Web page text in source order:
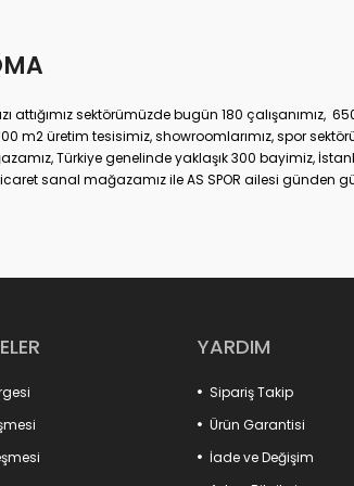
attığımız sektörümüzde bugün 180 çalışanımız,
m2 üretim tesisimiz, showroomlarımız, spor
Türkiye genelinde yaklaşık 300 bayimiz,
sanal mağazamız ile AS SPOR ailesi günden
hizmet etmektedir.
YARDIM
Sipariş Takip
Ürün Garantisi
İade ve Değişim